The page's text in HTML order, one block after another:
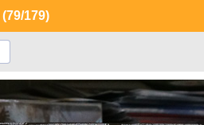
(79/179)